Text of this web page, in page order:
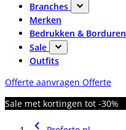
Branches
Merken
Bedrukken & Borduren
Sale
Outfits
Offerte aanvragen Offerte
Sale met kortingen tot -30%